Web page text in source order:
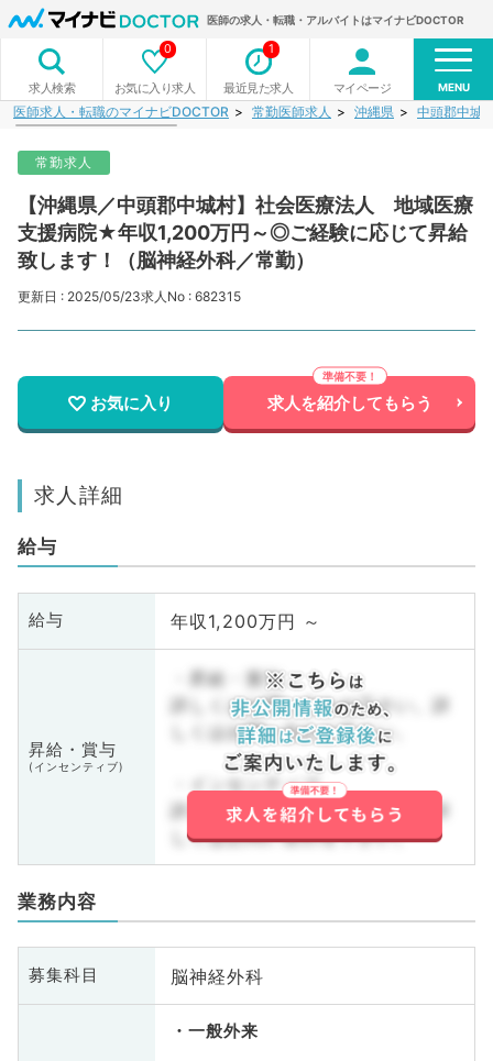
医師の求人・転職・アルバイトはマイナビDOCTOR
求人検索 お気に入り求人
0
最近見た求人
1
マイページ MENU
医師求人・転職のマイナビDOCTOR 常勤医師求人 沖縄県 中頭郡中城
常勤求人
【沖縄県／中頭郡中城村】社会医療法人 地域医療
支援病院★年収1,200万円～◎ご経験に応じて昇給
致します！（脳神経外科／常勤）
更新日 : 2025/05/23求人No : 682315
お気に入り 求人を紹介してもらう
求人詳細
給与
給与 年収1,200万円 ～
昇給・賞与
(インセンティブ)
・昇給・賞与
詳しくはお問い合わせ下さい。詳
しくはお問い合わせ下さい。
・インセンティブ
詳しくはお問い合わせ下さい。詳
しくはお問い合わせ下さい。
業務内容
募集科目 脳神経外科
一般外来